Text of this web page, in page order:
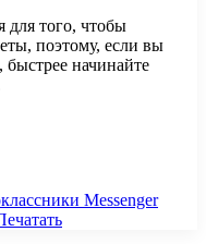
для того, чтобы
поэтому, если вы
быстрее начинайте
Messenger